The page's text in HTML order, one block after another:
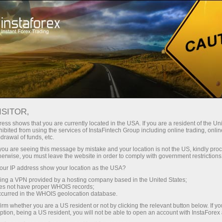
akaun segera Platform dagangan
Pedagang
Baru
Untuk Pelabur
Untuk Rakan
Niaga
Video
demo
shows that you are currently located in the USA. If you are a resident of the
from using the services of InstaFintech Group including online trading,
of funds, etc.
are seeing this message by mistake and your location is not the US, kindly
you must leave the website in order to comply with government
IP address show your location as the USA?
a VPN provided by a hosting company based in the United States;
not have proper WHOIS records;
in the WHOIS geolocation database.
whether you are a US resident or not by clicking the relevant button below. If
being a US resident, you will not be able to open an account with InstaForex